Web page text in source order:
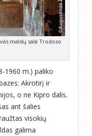
maldų salė Trodoso
1960 m.) paliko
Akrotirį ir
o ne Kipro dalis.
ant šalies
visokių
galima